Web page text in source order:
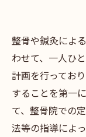
整骨や鍼灸によ
わせて、一人ひ
計画を行ってお
することを第一
て、整骨院での
法等の指導によ